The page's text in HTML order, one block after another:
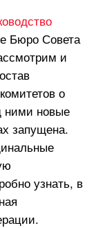
Бюро Совета
и
о
ними новые
запущена.
узнать, в